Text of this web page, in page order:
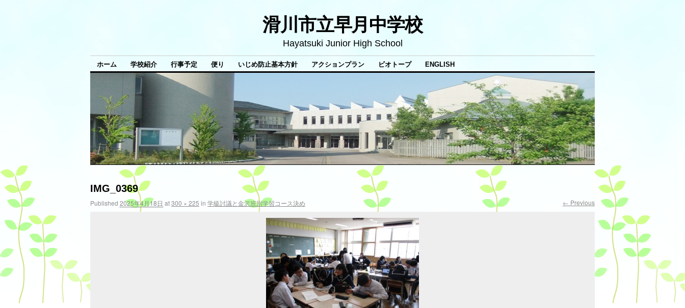
滑川市立早月中学校
Hayatsuki Junior High School
ホーム 学校紹介 行事予定 便り いじめ防止基本方針 アクションプラン ビオトープ ENGLISH
IMG_0369
Published 2025年4月18日 at300 × 225 in 学級討議と金沢班別学習コース決め ← Previous